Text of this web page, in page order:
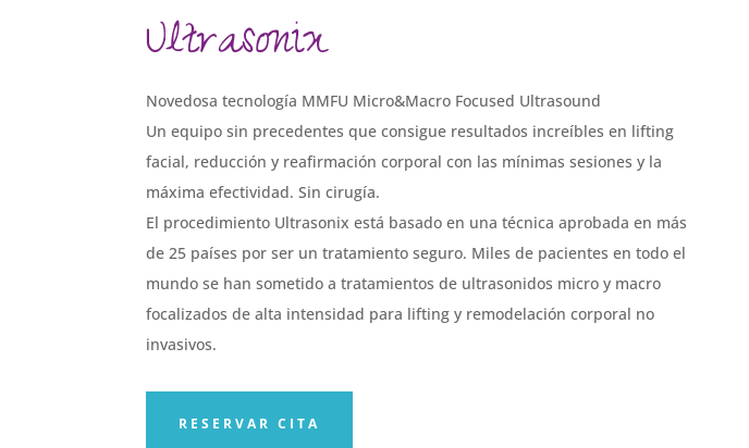
Ultrasonix
Novedosa tecnología MMFU Micro&Macro Focused Ultrasound
Un equipo sin precedentes que consigue resultados increíbles en lifting
facial, reducción y reafirmación corporal con las mínimas sesiones y la
máxima efectividad. Sin cirugía.
El procedimiento Ultrasonix está basado en una técnica aprobada en más
de 25 países por ser un tratamiento seguro. Miles de pacientes en todo el
mundo se han sometido a tratamientos de ultrasonidos micro y macro
focalizados de alta intensidad para lifting y remodelación corporal no
invasivos.
RESERVAR CITA